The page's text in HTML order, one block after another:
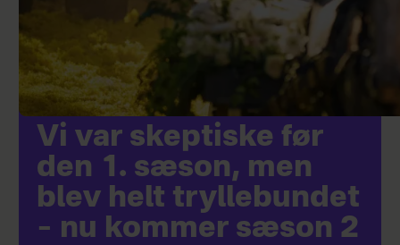
Vi var skeptiske før
den 1. sæson, men
blev helt tryllebundet
– nu kommer sæson 2